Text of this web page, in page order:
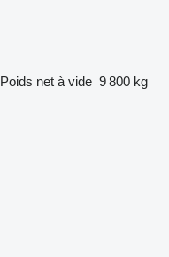
Poids net à vide 9 800 kg